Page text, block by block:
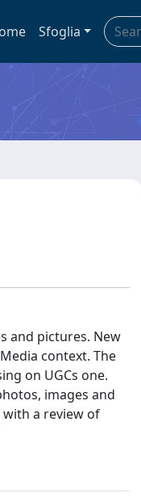
Sfoglia
and pictures. New
context. The
on UGCs one.
images and
a review of